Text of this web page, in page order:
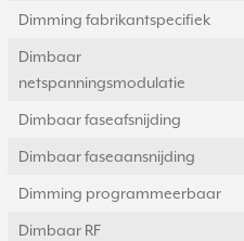
Dimming fabrikantspecifiek
Dimbaar
netspanningsmodulatie
Dimbaar faseafsnijding
Dimbaar faseaansnijding
Dimming programmeerbaar
Dimbaar RF